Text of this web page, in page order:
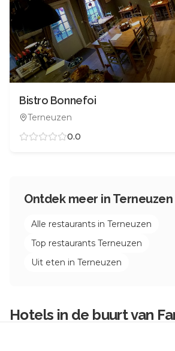
Bistro Bonnefoi
Terneuzen
0.0
Ontdek meer in Terneuzen
Alle restaurants in Terneuzen
Top restaurants Terneuzen
Uit eten in Terneuzen
Hotels in de buurt van